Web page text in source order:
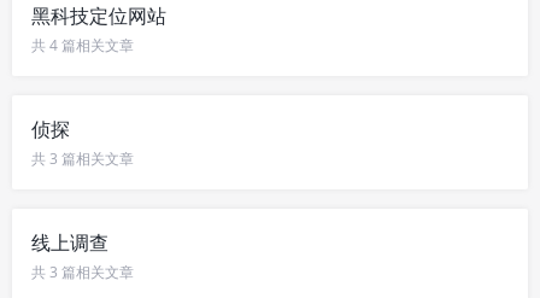
黑科技定位网站
共 4 篇相关文章
侦探
共 3 篇相关文章
线上调查
共 3 篇相关文章